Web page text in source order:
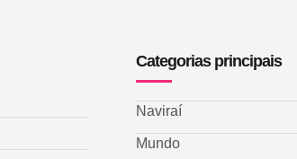
Categorias principais
Naviraí
Mundo